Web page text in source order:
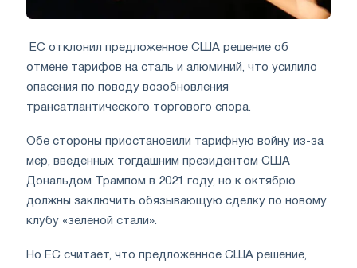
ЕС отклонил предложенное США решение об
отмене тарифов на сталь и алюминий, что усилило
опасения по поводу возобновления
трансатлантического торгового спора.
Обе стороны приостановили тарифную войну из-за
мер, введенных тогдашним президентом США
Дональдом Трампом в 2021 году, но к октябрю
должны заключить обязывающую сделку по новому
клубу «зеленой стали».
Но ЕС считает, что предложенное США решение,